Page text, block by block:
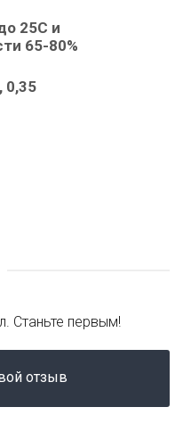
25С и
65-80%
0,35
отзыв
Станьте первым!